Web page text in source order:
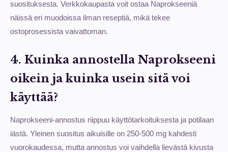
suosituksesta. Verkkokaupasta voit ostaa Naprokseeniä
näissä eri muodoissa ilman reseptiä, mikä tekee
ostoprosessista vaivattoman.
4. Kuinka annostella Naprokseeni
oikein ja kuinka usein sitä voi
käyttää?
Naprokseeni-annostus riippuu käyttötarkoituksesta ja potilaan
iästä. Yleinen suositus aikuisille on 250-500 mg kahdesti
vuorokaudessa, mutta annostus voi vaihdella lievästä kivusta